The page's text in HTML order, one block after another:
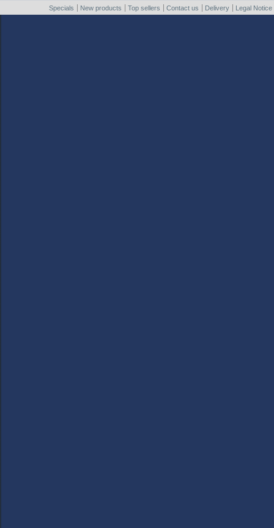
Specials New products Top sellers Contact us Delivery Legal Notice